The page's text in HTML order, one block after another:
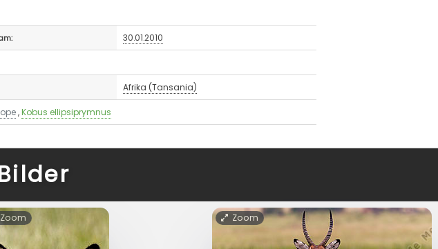
30.01.2010
Afrika (Tansania)
,Kobus ellipsiprymnus
Zoom Zoom